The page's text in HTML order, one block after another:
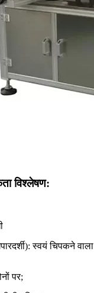
विश्लेषण:
स्वयं चिपकने
पर;